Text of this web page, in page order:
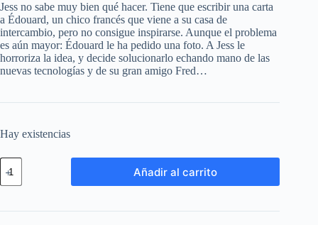
Jess no sabe muy bien qué hacer. Tiene que escribir una carta
a Édouard, un chico francés que viene a su casa de
intercambio, pero no consigue inspirarse. Aunque el problema
es aún mayor: Édouard le ha pedido una foto. A Jess le
horroriza la idea, y decide solucionarlo echando mano de las
nuevas tecnologías y de su gran amigo Fred…
Hay existencias
Añadir al carrito